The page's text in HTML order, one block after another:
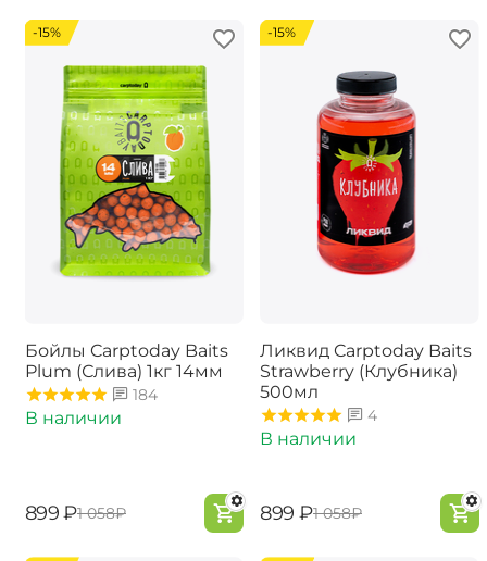
-15%
Бойлы Carptoday Baits
Plum (Слива) 1кг 14мм
184
В наличии
‍899‍ ₽‍1 058‍₽
-15%
Ликвид Carptoday Baits
Strawberry (Клубника)
500мл
4
В наличии
‍899‍ ₽‍1 058‍₽